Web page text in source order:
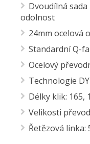
Dvoudílná
odolnost
24mm ocelová
Standardní Q-
Ocelový
Technologie
Délky klik: 165,
Velikosti
Řetězová linka: